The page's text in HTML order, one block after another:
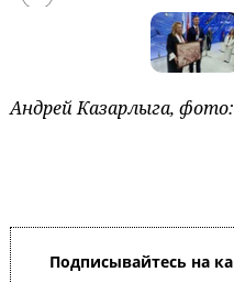
Андрей Казарлыга,
Подписывайтесь на